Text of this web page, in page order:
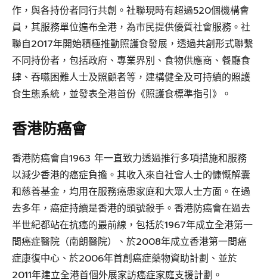
作，與各持份者同行共創。社聯現時有超過520個機構會
員，其服務單位遍布全港，為市民提供優質社會服務。社
聯自2017年開始積極推動照護食發展，透過共創形式聯繫
不同持份者，包括政府、專業界別、食物供應商、餐廳食
肆、吞嚥困難人士及照顧者等，建構健全及可持續的照護
食生態系統，並發表全港首份《照護食標準指引》。
香港防癌會
香港防癌會自1963 年一直致力透過推行多項措施和服務
以減少香港的癌症負擔。其收入來自社會人士的慷慨解囊
和慈善基金，均用在服務癌患家庭和大眾人士方面。在過
去多年，癌症持續是香港的頭號殺手。香港防癌會在過去
半世紀都站在抗癌的最前線，包括於1967年成立全港第一
間癌症醫院（南朗醫院）、於2008年成立香港第一間癌
症康復中心、於2006年首創癌症藥物資助計劃、並於
2011年建立全港首個外展家訪癌症家庭支援計劃。